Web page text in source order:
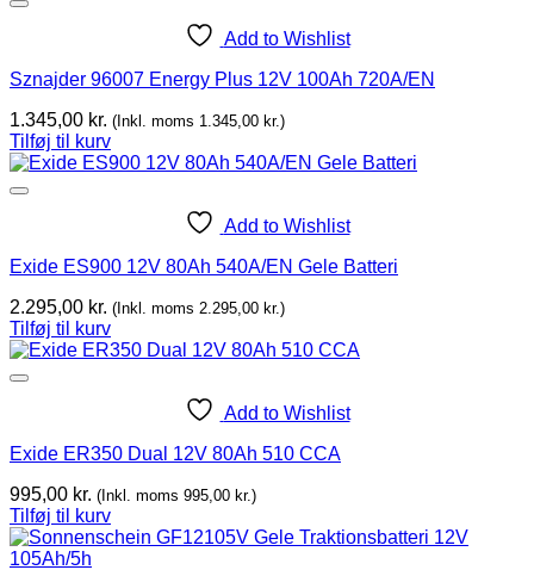
Add to Wishlist
Sznajder 96007 Energy Plus 12V 100Ah 720A/EN
1.345,00 kr. (Inkl. moms 1.345,00 kr.)
Tilføj til kurv
Add to Wishlist
Exide ES900 12V 80Ah 540A/EN Gele Batteri
2.295,00 kr. (Inkl. moms 2.295,00 kr.)
Tilføj til kurv
Add to Wishlist
Exide ER350 Dual 12V 80Ah 510 CCA
995,00 kr. (Inkl. moms 995,00 kr.)
Tilføj til kurv